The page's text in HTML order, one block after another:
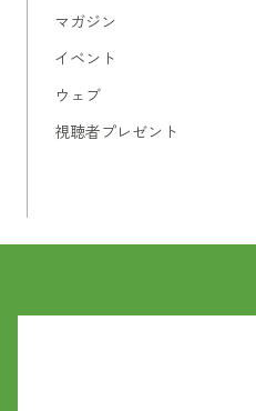
マガジン
イベント
ウェブ
視聴者プレゼント